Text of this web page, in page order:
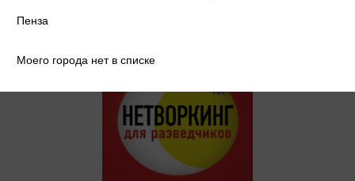
Пенза
Моего города нет в списке